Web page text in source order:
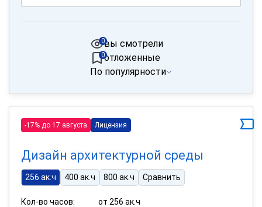
вы смотрели
0
отложенные
0
По популярности
-17% до 17 августа Лицензия
Дизайн архитектурной среды
256 ак.ч 400 ак.ч 800 ак.ч Сравнить
Кол-во часов:
от 256 ак.ч